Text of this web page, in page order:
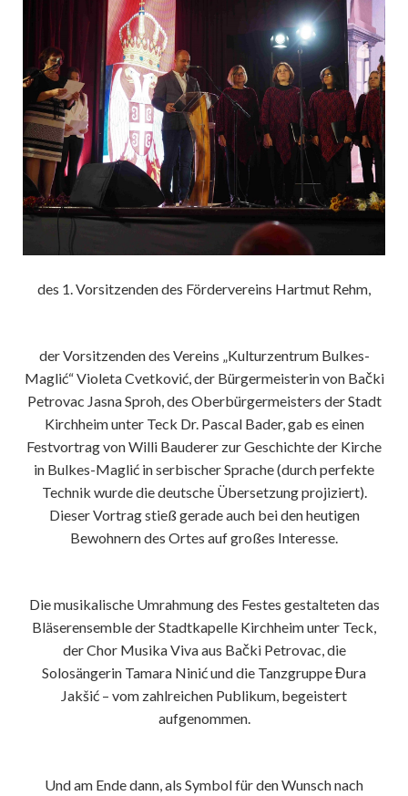
des 1. Vorsitzenden des Fördervereins Hartmut Rehm,
der Vorsitzenden des Vereins „Kulturzentrum Bulkes-
Maglić“ Violeta Cvetković, der Bürgermeisterin von Bački
Petrovac Jasna Sproh, des Oberbürgermeisters der Stadt
Kirchheim unter Teck Dr. Pascal Bader, gab es einen
Festvortrag von Willi Bauderer zur Geschichte der Kirche
in Bulkes-Maglić in serbischer Sprache (durch perfekte
Technik wurde die deutsche Übersetzung projiziert).
Dieser Vortrag stieß gerade auch bei den heutigen
Bewohnern des Ortes auf großes Interesse.
Die musikalische Umrahmung des Festes gestalteten das
Bläserensemble der Stadtkapelle Kirchheim unter Teck,
der Chor Musika Viva aus Bački Petrovac, die
Solosängerin Tamara Ninić und die Tanzgruppe Đura
Jakšić – vom zahlreichen Publikum, begeistert
aufgenommen.
Und am Ende dann, als Symbol für den Wunsch nach